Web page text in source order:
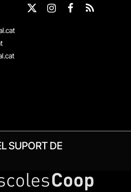
X
InstagramFacebook
RSS
SUPORT DE